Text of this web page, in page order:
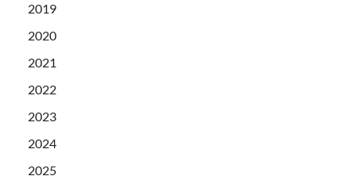
2019
2020
2021
2022
2023
2024
2025